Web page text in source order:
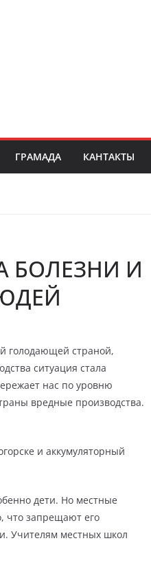
ГРАМАДА КАНТАКТЫ
БОЛЕЗНИ И
голодающей страной,
ситуация стала
нас по уровню
вредные производства.
и аккумуляторный
дети. Но местные
что запрещают его
Учителям местных школ